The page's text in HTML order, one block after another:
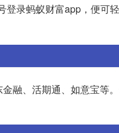
登录蚂蚁财富app，便可
融、活期通、如意宝等